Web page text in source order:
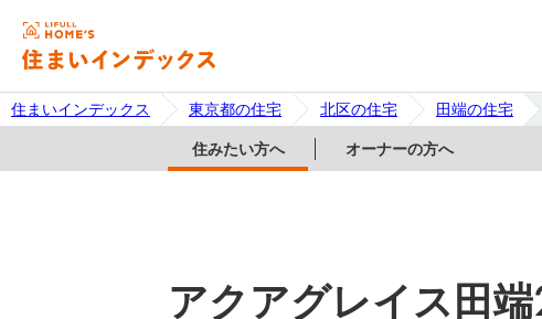
住まいインデックス 東京都の住宅 北区の住宅 田端の住宅
住みたい方へ オーナーの方へ
アクアグレイス田